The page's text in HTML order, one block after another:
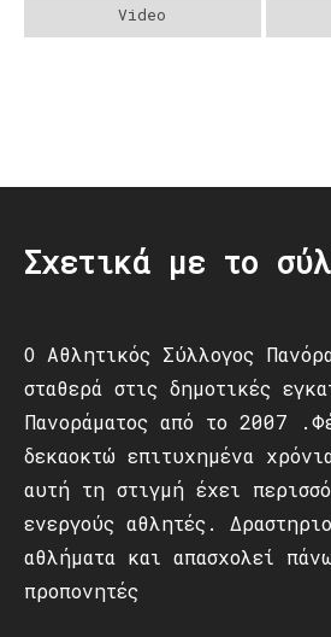
Video
Σχετικά με το
Ο Αθλητικός Σύλλογος
σταθερά στις δημοτικές
Πανοράματος από το 2007
δεκαοκτώ επιτυχημένα
αυτή τη στιγμή έχει
ενεργούς αθλητές.
αθλήματα και απασχολεί
προπονητές